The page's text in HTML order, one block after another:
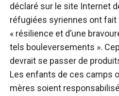
déclaré sur le site Internet
réfugiées syriennes ont fait
« résilience et d’une
tels bouleversements ».
devrait se passer de
Les enfants de ces camps
mères soient